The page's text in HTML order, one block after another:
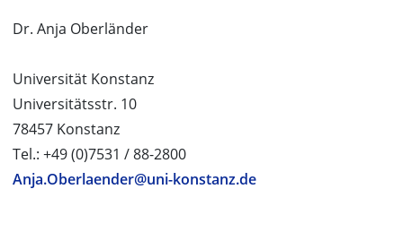
Dr. Anja Oberländer
Universität Konstanz
Universitätsstr. 10
78457 Konstanz
Tel.: +49 (0)7531 / 88-2800
Anja.Oberlaender@uni-konstanz.de